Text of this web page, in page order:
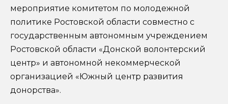
мероприятие комитетом по молодежной
политике Ростовской области совместно с
государственным автономным учреждением
Ростовской области «Донской волонтерский
центр» и автономной некоммерческой
организацией «Южный центр развития
донорства».